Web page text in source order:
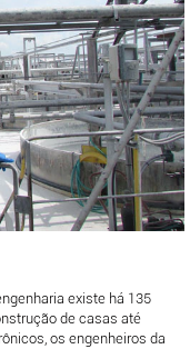
existe há 135
de casas até
os engenheiros da